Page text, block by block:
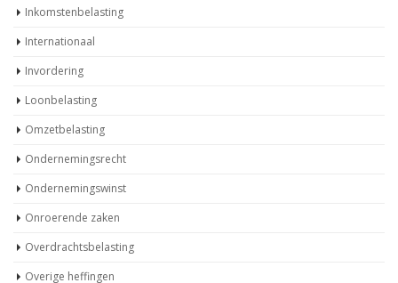
Inkomstenbelasting
Internationaal
Invordering
Loonbelasting
Omzetbelasting
Ondernemingsrecht
Ondernemingswinst
Onroerende zaken
Overdrachtsbelasting
Overige heffingen